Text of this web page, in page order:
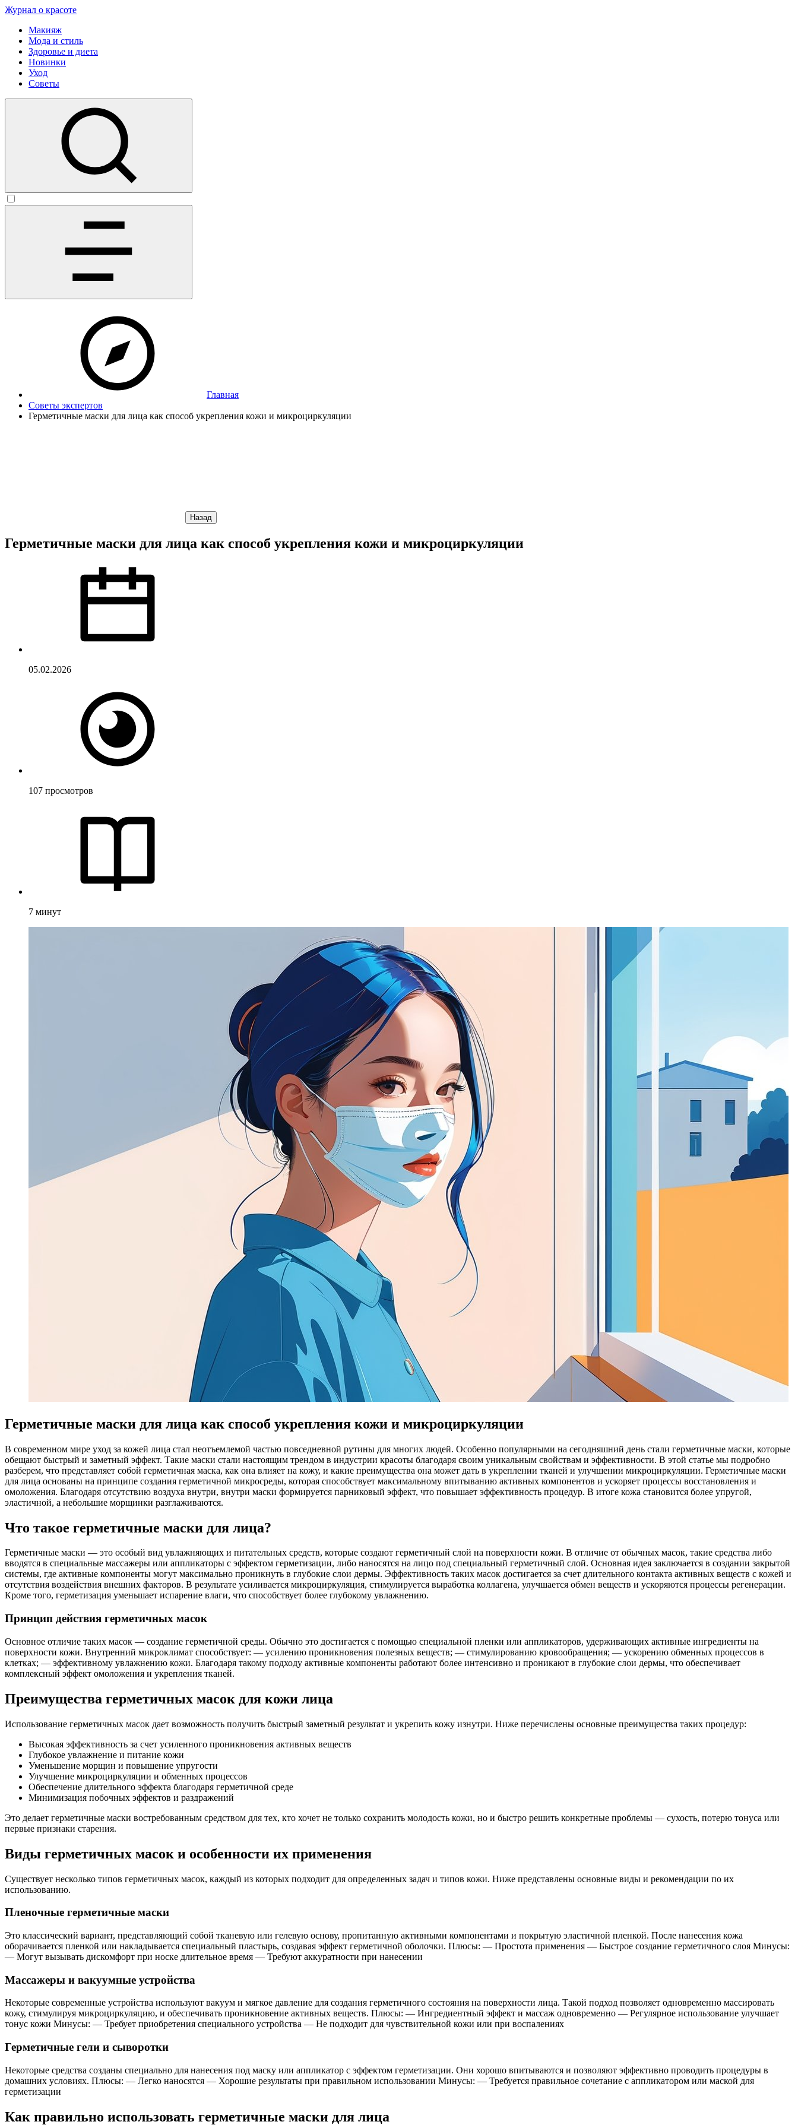
Журнал о красоте
Макияж
Мода и стиль
Здоровье и диета
Новинки
Уход
Советы
Главная
Советы экспертов
Герметичные маски для лица как способ укрепления кожи и микроциркуляции
Назад
Герметичные маски для лица как способ укрепления кожи и микроциркуляции
05.02.2026
107 просмотров
7 минут
Герметичные маски для лица как способ укрепления кожи и микроциркуляции
В современном мире уход за кожей лица стал неотъемлемой частью повседневной рутины для многих людей. Особенно популярными на сегодняшний день стали герметичные маски, которые
обещают быстрый и заметный эффект. Такие маски стали настоящим трендом в индустрии красоты благодаря своим уникальным свойствам и эффективности. В этой статье мы подробно
разберем, что представляет собой герметичная маска, как она влияет на кожу, и какие преимущества она может дать в укреплении тканей и улучшении микроциркуляции. Герметичные маски
для лица основаны на принципе создания герметичной микросреды, которая способствует максимальному впитыванию активных компонентов и ускоряет процессы восстановления и
омоложения. Благодаря отсутствию воздуха внутри, внутри маски формируется парниковый эффект, что повышает эффективность процедур. В итоге кожа становится более упругой,
эластичной, а небольшие морщинки разглаживаются.
Что такое герметичные маски для лица?
Герметичные маски — это особый вид увлажняющих и питательных средств, которые создают герметичный слой на поверхности кожи. В отличие от обычных масок, такие средства либо
вводятся в специальные массажеры или аппликаторы с эффектом герметизации, либо наносятся на лицо под специальный герметичный слой. Основная идея заключается в создании закрытой
системы, где активные компоненты могут максимально проникнуть в глубокие слои дермы. Эффективность таких масок достигается за счет длительного контакта активных веществ с кожей и
отсутствия воздействия внешних факторов. В результате усиливается микроциркуляция, стимулируется выработка коллагена, улучшается обмен веществ и ускоряются процессы регенерации.
Кроме того, герметизация уменьшает испарение влаги, что способствует более глубокому увлажнению.
Принцип действия герметичных масок
Основное отличие таких масок — создание герметичной среды. Обычно это достигается с помощью специальной пленки или аппликаторов, удерживающих активные ингредиенты на
поверхности кожи. Внутренний микроклимат способствует: — усилению проникновения полезных веществ; — стимулированию кровообращения; — ускорению обменных процессов в
клетках; — эффективному увлажнению кожи. Благодаря такому подходу активные компоненты работают более интенсивно и проникают в глубокие слои дермы, что обеспечивает
комплексный эффект омоложения и укрепления тканей.
Преимущества герметичных масок для кожи лица
Использование герметичных масок дает возможность получить быстрый заметный результат и укрепить кожу изнутри. Ниже перечислены основные преимущества таких процедур:
Высокая эффективность за счет усиленного проникновения активных веществ
Глубокое увлажнение и питание кожи
Уменьшение морщин и повышение упругости
Улучшение микроциркуляции и обменных процессов
Обеспечение длительного эффекта благодаря герметичной среде
Минимизация побочных эффектов и раздражений
Это делает герметичные маски востребованным средством для тех, кто хочет не только сохранить молодость кожи, но и быстро решить конкретные проблемы — сухость, потерю тонуса или
первые признаки старения.
Виды герметичных масок и особенности их применения
Существует несколько типов герметичных масок, каждый из которых подходит для определенных задач и типов кожи. Ниже представлены основные виды и рекомендации по их
использованию.
Пленочные герметичные маски
Это классический вариант, представляющий собой тканевую или гелевую основу, пропитанную активными компонентами и покрытую эластичной пленкой. После нанесения кожа
оборачивается пленкой или накладывается специальный пластырь, создавая эффект герметичной оболочки. Плюсы: — Простота применения — Быстрое создание герметичного слоя Минусы:
— Могут вызывать дискомфорт при носке длительное время — Требуют аккуратности при нанесении
Массажеры и вакуумные устройства
Некоторые современные устройства используют вакуум и мягкое давление для создания герметичного состояния на поверхности лица. Такой подход позволяет одновременно массировать
кожу, стимулируя микроциркуляцию, и обеспечивать проникновение активных веществ. Плюсы: — Ингредиентный эффект и массаж одновременно — Регулярное использование улучшает
тонус кожи Минусы: — Требует приобретения специального устройства — Не подходит для чувствительной кожи или при воспалениях
Герметичные гели и сыворотки
Некоторые средства созданы специально для нанесения под маску или аппликатор с эффектом герметизации. Они хорошо впитываются и позволяют эффективно проводить процедуры в
домашних условиях. Плюсы: — Легко наносятся — Хорошие результаты при правильном использовании Минусы: — Требуется правильное сочетание с аппликатором или маской для
герметизации
Как правильно использовать герметичные маски для лица